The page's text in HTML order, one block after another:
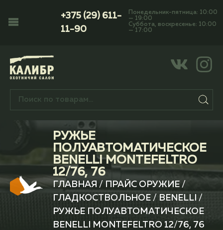
+375 (29) 611-
11-90
Понедельник-пятница: 10:00
— 19:00
Суббота, воскресенье: 10:00
— 17:00
РУЖЬЕ
ПОЛУАВТОМАТИЧЕСКОЕ
BENELLI MONTEFELTRO
12/76, 76
ГЛАВНАЯ / ПРАЙС ОРУЖИЕ/
ГЛАДКОСТВОЛЬНОЕ/ BENELLI /
РУЖЬЕ ПОЛУАВТОМАТИЧЕСКОЕ
BENELLI MONTEFELTRO 12/76, 76